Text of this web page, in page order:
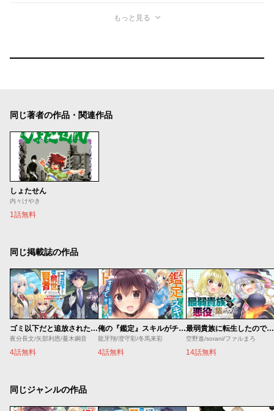
もっと見る
同じ著者の作品・関連作品
しょたせん
内々けやき
1話無料
同じ掲載誌の作品
ゴミ以下だと追放された使用人、実は前世賢者です ～史上最強の賢者、世界最高峰の学園に通う～
夜分長文/矢部利恩/蔓木鋼音
4話無料
俺の『鑑定』スキルがチートすぎて
龍牙翔/澄守彩/冬馬来彩
4話無料
最弱貴族に転生したので悪役たちを集めてみた
空野進/sorani/ファルまろ
14話無料
同じジャンルの作品